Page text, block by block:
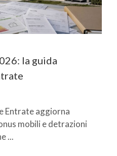
la guida
Entrate aggiorna
mobili e detrazioni
...